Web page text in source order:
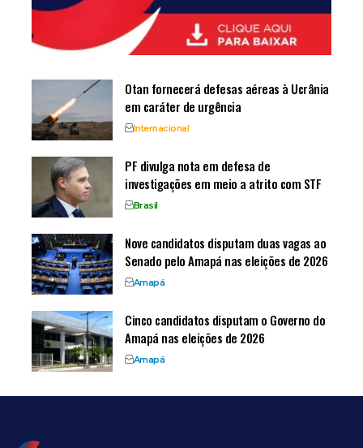
Otan fornecerá defesas aéreas à Ucrânia
em caráter de urgência
Internacional
PF divulga nota em defesa de
investigações em meio a atrito com STF
Brasil
Nove candidatos disputam duas vagas ao
Senado pelo Amapá nas eleições de 2026
Amapá
Cinco candidatos disputam o Governo do
Amapá nas eleições de 2026
Amapá